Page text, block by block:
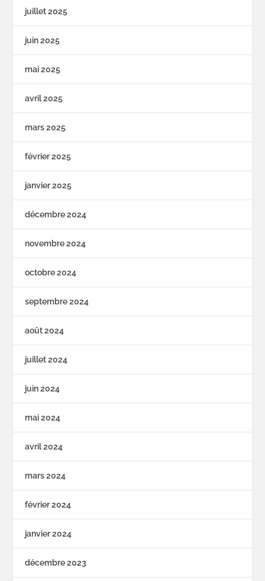
juillet 2025
juin 2025
mai 2025
avril 2025
mars 2025
février 2025
janvier 2025
décembre 2024
novembre 2024
octobre 2024
septembre 2024
août 2024
juillet 2024
juin 2024
mai 2024
avril 2024
mars 2024
février 2024
janvier 2024
décembre 2023